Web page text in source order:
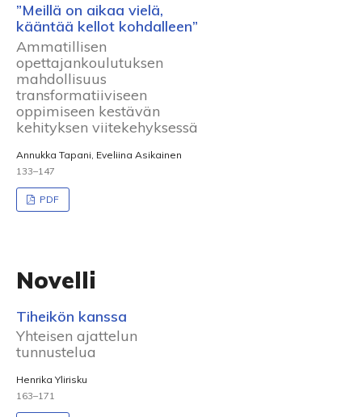
”Meillä on aikaa vielä,
kääntää kellot kohdalleen”
Ammatillisen
opettajankoulutuksen
mahdollisuus
transformatiiviseen
oppimiseen kestävän
kehityksen viitekehyksessä
Annukka Tapani, Eveliina Asikainen
133–147
PDF
Novelli
Tiheikön kanssa
Yhteisen ajattelun
tunnustelua
Henrika Ylirisku
163–171